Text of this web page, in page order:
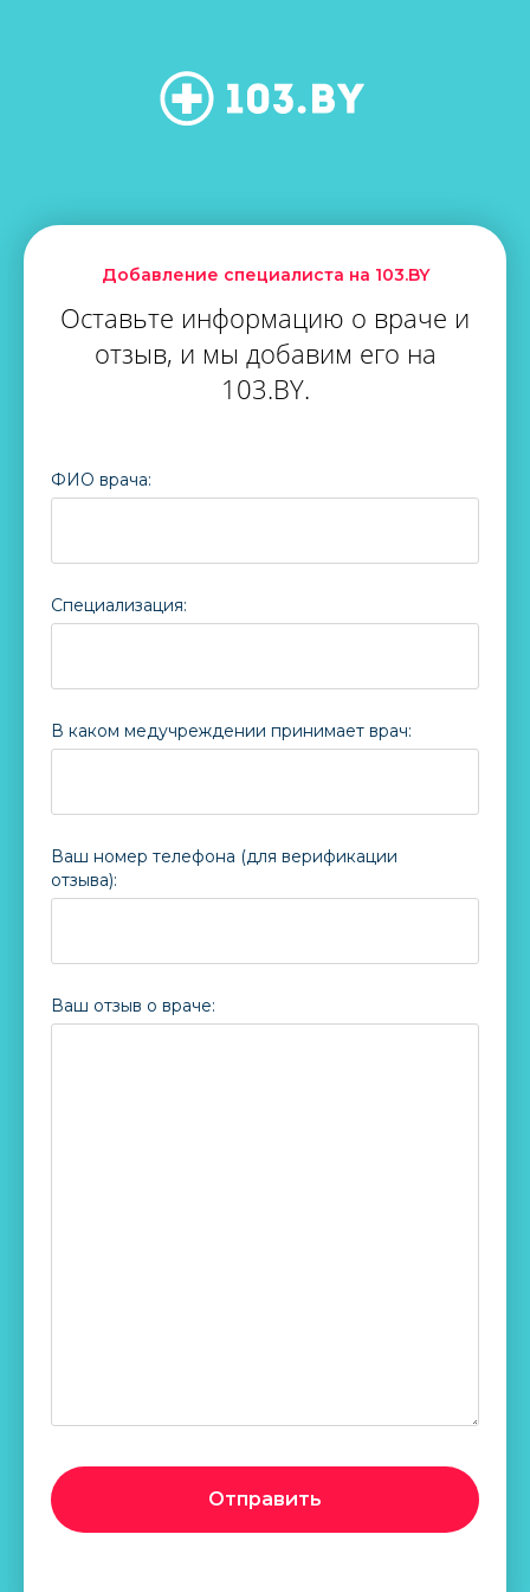
Добавление специалиста на 103.BY
Оставьте информацию о враче и
отзыв, и мы добавим его на
103.BY.
ФИО врача:
Специализация:
В каком медучреждении принимает врач:
Ваш номер телефона (для верификации
отзыва):
Ваш отзыв о враче:
Отправить